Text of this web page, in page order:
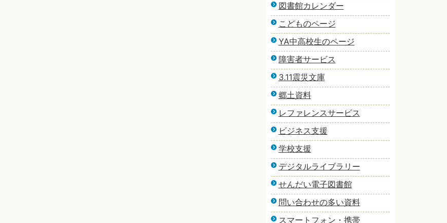
図書館カレンダー
こどものページ
YA中高校生のページ
障害者サービス
3.11震災文庫
郷土資料
レファレンスサービス
ビジネス支援
学校支援
デジタルライブラリー
せんだい電子図書館
問い合わせの多い資料
スマートフォン・携帯